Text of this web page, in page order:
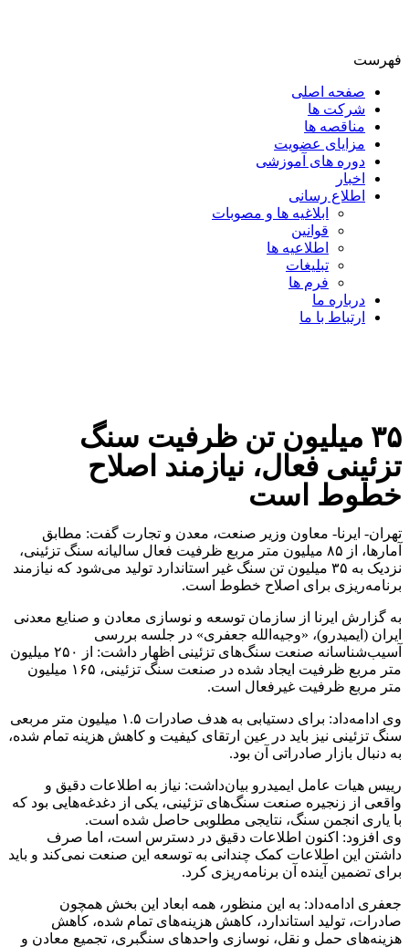
فهرست
صفحه اصلی
شرکت ها
مناقصه ها
مزایای عضویت
دوره های آموزشی
اخبار
اطلاع رسانی
ابلاغیه ها و مصوبات
قوانین
اطلاعیه ها
تبلیغات
فرم ها
درباره ما
ارتباط با ما
۳۵ میلیون تن ظرفیت سنگ
تزئینی فعال، نیازمند اصلاح
خطوط است
تهران- ایرنا- معاون وزیر صنعت، معدن و تجارت گفت:‌ مطابق
آمارها، از ۸۵ میلیون متر مربع ظرفیت فعال سالیانه سنگ تزئینی،
نزدیک به ۳۵ میلیون تن سنگ غیر استاندارد تولید می‌شود که نیازمند
برنامه‌ریزی برای اصلاح خطوط است.
به گزارش ایرنا از سازمان توسعه و نوسازی معادن و صنایع معدنی
ایران (ایمیدرو)، «وجیه‌الله جعفری» در جلسه بررسی
آسیب‌شناسانه صنعت سنگ‌های تزئینی اظهار داشت: از ۲۵۰ میلیون
متر مربع ظرفیت ایجاد شده در صنعت سنگ تزئینی، ۱۶۵ میلیون
متر مربع ظرفیت غیرفعال است.
وی ادامه‌داد: برای دستیابی به هدف صادرات ۱.۵ میلیون متر مربعی
سنگ تزئینی نیز باید در عین ارتقای کیفیت و کاهش هزینه تمام شده،
به دنبال بازار صادراتی آن بود.
رییس هیات عامل ایمیدرو بیان‌داشت: نیاز به اطلاعات دقیق و
واقعی از زنجیره صنعت سنگ‌های تزئینی، یکی از دغدغه‌هایی بود که
با یاری انجمن سنگ، نتایجی مطلوبی حاصل شده است.
وی افزود: اکنون اطلاعات دقیق در دسترس است، اما صرف
داشتن این اطلاعات کمک چندانی به توسعه این صنعت نمی‌کند و باید
برای تضمین آینده آن برنامه‌ریزی کرد.
جعفری ادامه‌داد: به این منظور، همه ابعاد این بخش همچون
صادرات، تولید استاندارد، کاهش هزینه‌های تمام شده، کاهش
هزینه‌های حمل و نقل، نوسازی واحدهای سنگبری، تجمیع معادن و